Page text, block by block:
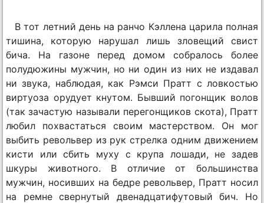
В тот летний день на ранчо Кэллена царила полная
тишина, которую нарушал лишь зловещий свист
бича. На газоне перед домом собралось более
полудюжины мужчин, но ни один из них не издавал
ни звука, наблюдая, как Рэмси Пратт с ловкостью
виртуоза орудует кнутом. Бывший погонщик волов
(так зачастую называли перегонщиков скота), Пратт
любил похвастаться своим мастерством. Он мог
выбить револьвер из рук стрелка одним движением
кисти или сбить муху с крупа лошади, не задев
шкуры животного. В отличие от большинства
мужчин, носивших на бедре револьвер, Пратт носил
на ремне свернутый двенадцатифутовый бич. Но